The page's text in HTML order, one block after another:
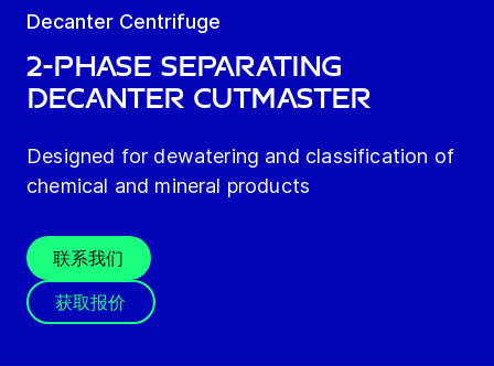
Decanter Centrifuge
2-Phase Separating
Decanter cutMaster
Designed for dewatering and classification of
chemical and mineral products
联系我们
获取报价